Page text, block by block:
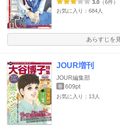
3.0 （6件）
お気に入り：684人
あらすじを
JOUR増刊
JOUR編集部
巻 609pt
お気に入り：13人